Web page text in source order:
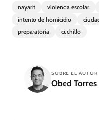
nayarit violencia escolar
intento de homicidio
preparatoria
cuchillo
SOBRE EL AUTOR
Obed Torres